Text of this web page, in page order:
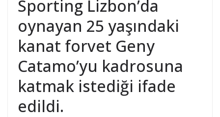
Sporting Lizbon’da
oynayan 25 yaşındaki
kanat forvet Geny
Catamo’yu kadrosuna
katmak istediği ifade
edildi.